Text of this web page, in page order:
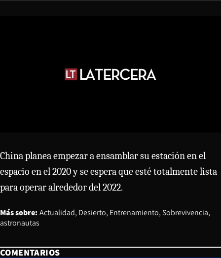
China planea empezar a ensamblar su estación en el
espacio en el 2020 y se espera que esté totalmente lista
para operar alrededor del 2022.
Más sobre:Actualidad Desierto Entrenamiento Sobrevivencia
astronautas
COMENTARIOS